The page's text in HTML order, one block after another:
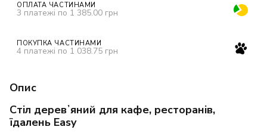
ОПЛАТА ЧАСТИНАМИ
3 платежі по 1 385.00 грн
ПОКУПКА ЧАСТИНАМИ
4 платежі по 1 038.75 грн
Опис
Стіл деревʼяний для кафе, ресторанів,
їдалень Easy